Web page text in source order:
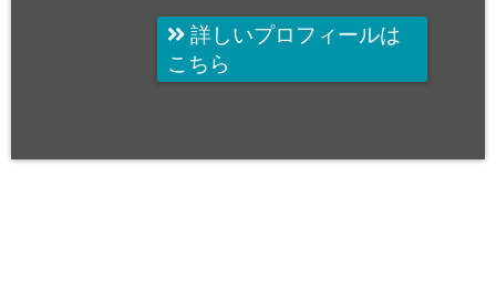
詳しいプロフィールは
こちら